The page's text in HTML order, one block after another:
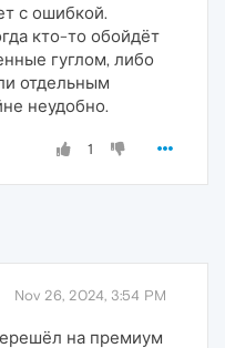
с ошибкой.
кто-то обойдёт
гуглом, либо
отдельным
неудобно.
1
Nov 26, 2024, 3:54 PM
на премиум